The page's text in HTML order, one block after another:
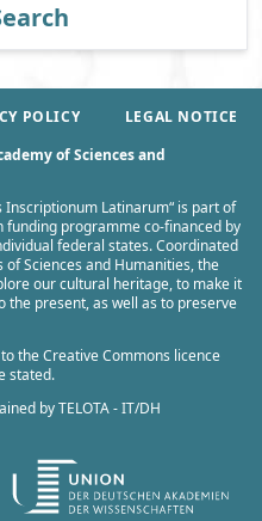
POLICY
LEGAL NOTICE
of Sciences and
Inscriptionum Latinarum“ is part of
funding programme co-financed by
federal states. Coordinated
Sciences and Humanities, the
our cultural heritage, to make it
the present, as well as to preserve
the Creative Commons licence
stated.
byTELOTA - IT/DH